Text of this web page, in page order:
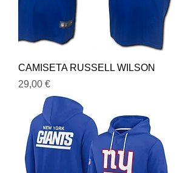
CAMISETA RUSSELL WILSON
Precio
29,00 €